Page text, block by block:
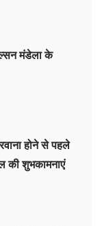
मंडेला के
होने से पहले
की शुभकामनाएं